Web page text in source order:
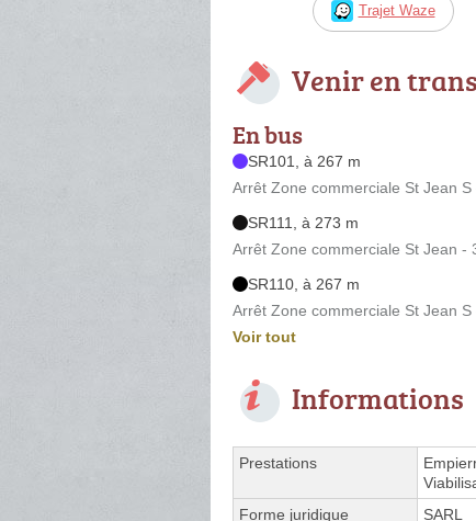
Trajet Waze
Venir en
En bus
SR101, à 267 m
Arrêt Zone commerciale St Jean
SR111, à 273 m
Arrêt Zone commerciale St Jean -
SR110, à 267 m
Arrêt Zone commerciale St Jean
Voir tout
Informations
Prestations
Forme juridique
SARL